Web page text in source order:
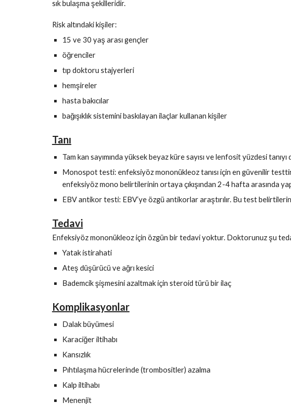
sık bulaşma şekilleridir.
Risk altındaki kişiler:
15 ve 30 yaş arası gençler
öğrenciler
tıp doktoru stajyerleri
hemşireler
hasta bakıcılar
bağışıklık sistemini baskılayan ilaçlar kullanan kişiler
Tanı
Tam kan sayımında yüksek beyaz küre sayısı ve lenfosit yüzdesi tanıyı
Monospot testi: enfeksiyöz mononükleoz tanısı için en güvenilir
enfeksiyöz mono belirtilerinin ortaya çıkışından 2-4 hafta arasında
EBV antikor testi: EBV’ye özgü antikorlar araştırılır. Bu test
Tedavi
Enfeksiyöz mononükleoz için özgün bir tedavi yoktur. Doktorunuz şu
Yatak istirahati
Ateş düşürücü ve ağrı kesici
Bademcik şişmesini azaltmak için steroid türü bir ilaç
Komplikasyonlar
Dalak büyümesi
Karaciğer iltihabı
Kansızlık
Pıhtılaşma hücrelerinde (trombositler) azalma
Kalp iltihabı
Menenjit